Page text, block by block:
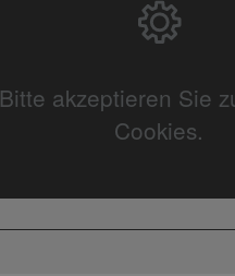
Bitte akzeptieren Sie
Cookies.